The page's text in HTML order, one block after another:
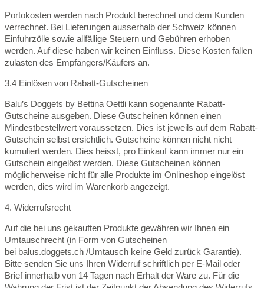
Portokosten werden nach Produkt berechnet und dem Kunden
verrechnet. Bei Lieferungen ausserhalb der Schweiz können
Einfuhrzölle sowie allfällige Steuern und Gebühren erhoben
werden. Auf diese haben wir keinen Einfluss. Diese Kosten fallen
zulasten des Empfängers/Käufers an.
3.4 Einlösen von Rabatt-Gutscheinen
Balu’s Doggets by Bettina Oettli kann sogenannte Rabatt-
Gutscheine ausgeben. Diese Gutscheinen können einen
Mindestbestellwert voraussetzen. Dies ist jeweils auf dem Rabatt-
Gutschein selbst ersichtlich. Gutscheine können nicht nicht
kumuliert werden. Dies heisst, pro Einkauf kann immer nur ein
Gutschein eingelöst werden. Diese Gutscheinen können
möglicherweise nicht für alle Produkte im Onlineshop eingelöst
werden, dies wird im Warenkorb angezeigt.
4. Widerrufsrecht
Auf die bei uns gekauften Produkte gewähren wir Ihnen ein
Umtauschrecht (in Form von Gutscheinen
bei balus.doggets.ch /Umtausch keine Geld zurück Garantie).
Bitte senden Sie uns Ihren Widerruf schriftlich per E-Mail oder
Brief innerhalb von 14 Tagen nach Erhalt der Ware zu. Für die